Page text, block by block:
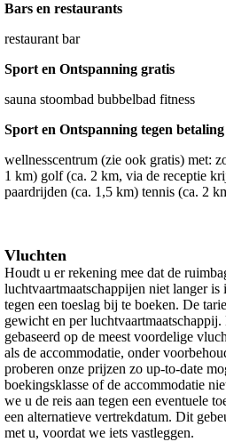
Bars en restaurants
restaurant bar
Sport en Ontspanning gratis
sauna stoombad bubbelbad fitness
Sport en Ontspanning tegen betaling
wellnesscentrum (zie ook gratis) met:
1 km) golf (ca. 2 km, via de receptie
paardrijden (ca. 1,5 km) tennis (ca. 2
Vluchten
Houdt u er rekening mee dat de
luchtvaartmaatschappijen niet langer
tegen een toeslag bij te boeken. De
gewicht en per
gebaseerd op de meest voordelige
als de accommodatie, onder
proberen onze prijzen zo up-to-date
boekingsklasse of de accommodatie
we u de reis aan tegen een eventuele
een alternatieve vertrekdatum. Dit
met u, voordat we iets vastleggen.